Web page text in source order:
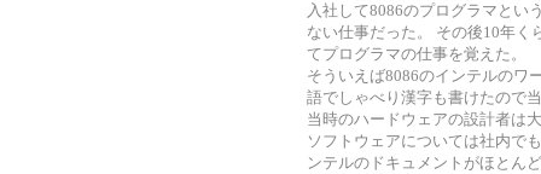
入社して8086のプログラマとい
ない仕事だった。 その後10年く
てプログラマの仕事を覚えた。
そういえば8086のインテルのワ
語でしゃべり漢字も書けたので
当時のハードウェアの設計者は
ソフトウェアについては社内で
ンテルのドキュメントがほとん